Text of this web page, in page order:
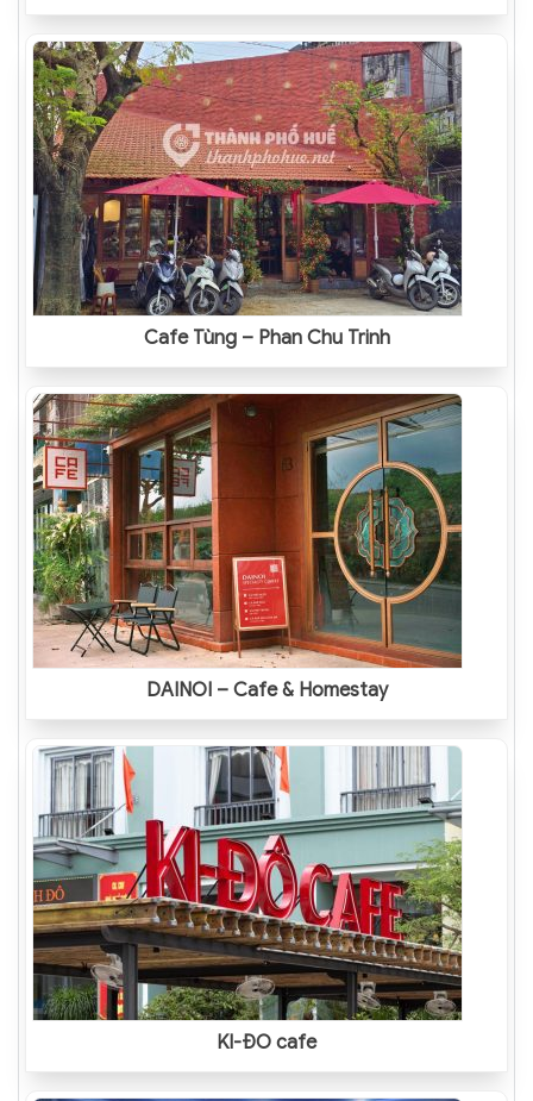
Cafe Tùng – Phan Chu Trinh
DAINOI – Cafe & Homestay
KI-ĐÔ cafe